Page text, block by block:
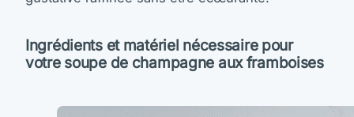
Ingrédients et matériel nécessaire pour
votre soupe de champagne aux framboises